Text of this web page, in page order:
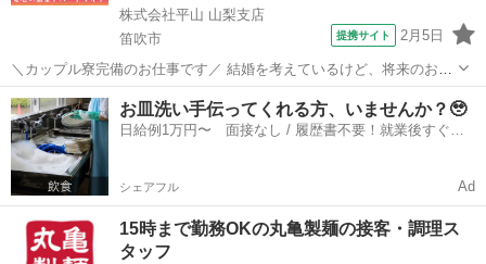
株式会社平山 山梨支店
笛吹市
提携サイト 2月5日
＼カップル寮完備のお仕事です／ 結婚を考えているけど、将来のお金
が不安・・・ カップル寮なら、その悩みを解決できます！ ☆引越費用
や敷金礼金の初期費もは会社が負担！ ☆1LDK～2DKの広々としたお部
屋です！ ☆同じ職場で...
山梨 笛吹市 レストラン
お皿洗い手伝ってくれる方、いませんか？🥹
日給例1万円〜 面接なし / 履歴書不要！就業後すぐに
シェアフル Ad
15時まで勤務OKの丸亀製麺の接客・調理ス
タッフ